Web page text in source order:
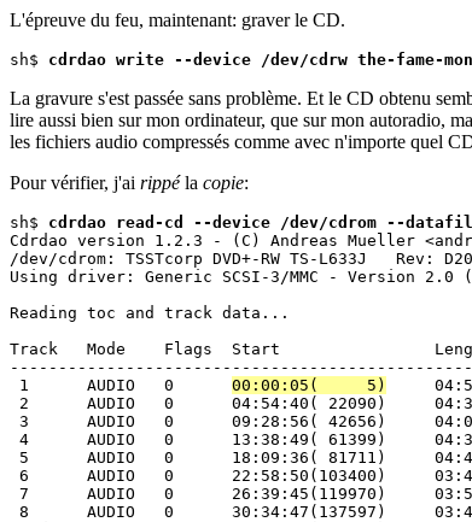
L'épreuve du feu, maintenant: graver le CD.
sh$ cdrdao write --device /dev/cdrw the-fame-
La gravure s'est passée sans problème. Et le CD obtenu
lire aussi bien sur mon ordinateur, que sur mon autoradio,
les fichiers audio compressés comme avec n'importe quel
Pour vérifier, j'ai rippéla copie:
sh$ cdrdao read-cd --device /dev/cdrom --
Cdrdao version 1.2.3 - (C) Andreas Mueller
/dev/cdrom: TSSTcorp DVD+-RW TS-L633J	Rev: D200
Using driver: Generic SCSI-3/MMC - Version 2.0
Reading toc and track data...
Track   Mode    Flags  Start
1      AUDIO   0 00:00:05(     5)
2      AUDIO   0      04:54:40( 22090)
3      AUDIO   0      09:28:56( 42656)
4      AUDIO   0      13:38:49( 61399)
5      AUDIO   0      18:09:36( 81711)
6      AUDIO   0      22:58:50(103400)
7      AUDIO   0      26:39:45(119970)
8      AUDIO   0      30:34:47(137597)